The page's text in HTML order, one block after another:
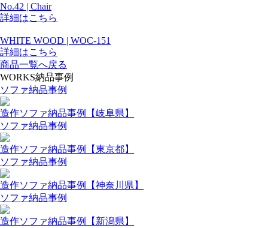
No.42 | Chair
詳細はこちら
WHITE WOOD | WOC-151
詳細はこちら
商品一覧へ戻る
WORKS納品事例
ソファ納品事例
造作ソファ納品事例【岐阜県】
ソファ納品事例
造作ソファ納品事例【東京都】
ソファ納品事例
造作ソファ納品事例【神奈川県】
ソファ納品事例
造作ソファ納品事例【新潟県】